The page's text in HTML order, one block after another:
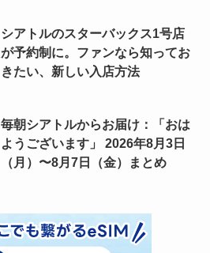
シアトルのスターバックス1号店
が予約制に。ファンなら知ってお
きたい、新しい入店方法
毎朝シアトルからお届け：「おは
ようございます」 2026年8月3日
（月）〜8月7日（金）まとめ